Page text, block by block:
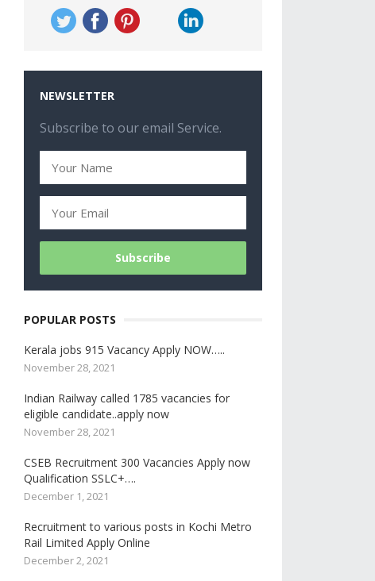
NEWSLETTER
Subscribe to our email Service.
POPULAR POSTS
Kerala jobs 915 Vacancy Apply NOW…..
November 28, 2021
Indian Railway called 1785 vacancies for
eligible candidate..apply now
November 28, 2021
CSEB Recruitment 300 Vacancies Apply now
Qualification SSLC+….
December 1, 2021
Recruitment to various posts in Kochi Metro
Rail Limited Apply Online
December 2, 2021